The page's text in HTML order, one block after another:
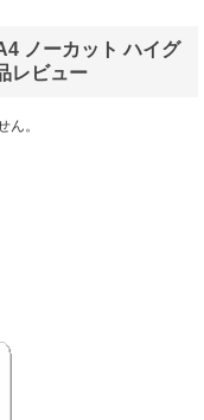
ノーカット ハイグ
レビュー
ん。